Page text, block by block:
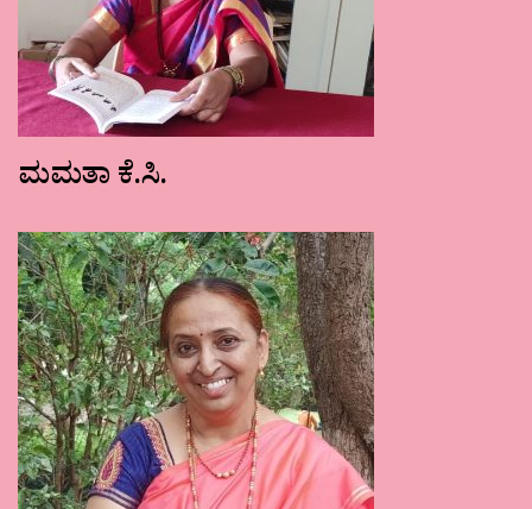
ಮಮತಾ ಕೆ.ಸಿ.